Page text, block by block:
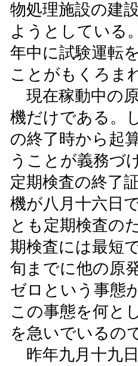
物処理施設の建
ようとしている
年中に試験運転
ことがもくろま
現在稼動中の
機だけである。
の終了時から起
うことが義務づ
定期検査の終了
機が八月十六日
とも定期検査の
期検査には最短
旬までに他の原
ゼロという事態
この事態を何と
を急いでいるの
昨年九月十九